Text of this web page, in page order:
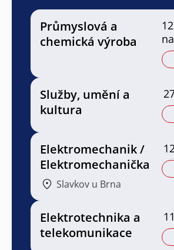
Průmyslová a
chemická výroba
Služby, umění a
kultura
Elektromechanik /
Elektromechanička
Slavkov u Brna
Elektrotechnika a
telekomunikace